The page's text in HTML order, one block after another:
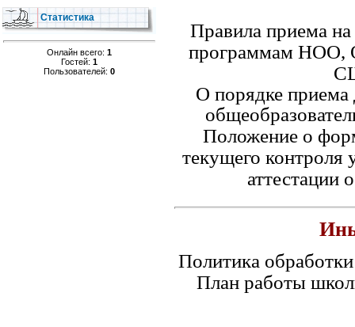
Статистика
Онлайн всего: 1
Гостей: 1
Пользователей: 0
Правила приема
программам
О порядке приема
Положение о
текущего контроля
Политика
План работы